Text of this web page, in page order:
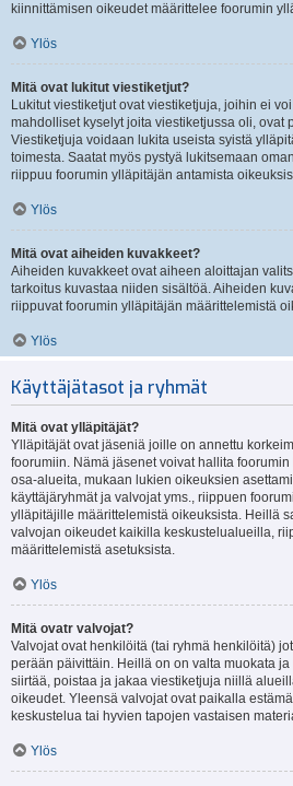
kiinnittämisen oikeudet määrittelee foorumin
Ylös
Mitä ovat lukitut viestiketjut?
Lukitut viestiketjut ovat viestiketjuja, joihin ei
mahdolliset kyselyt joita viestiketjussa oli, ovat
Viestiketjuja voidaan lukita useista syistä
toimesta. Saatat myös pystyä lukitsemaan
riippuu foorumin ylläpitäjän antamista
Ylös
Mitä ovat aiheiden kuvakkeet?
Aiheiden kuvakkeet ovat aiheen aloittajan
tarkoitus kuvastaa niiden sisältöä. Aiheiden
riippuvat foorumin ylläpitäjän määrittelemistä
Ylös
Käyttäjätasot ja ryhmät
Mitä ovat ylläpitäjät?
Ylläpitäjät ovat jäseniä joille on annettu
foorumiin. Nämä jäsenet voivat hallita
osa-alueita, mukaan lukien oikeuksien
käyttäjäryhmät ja valvojat yms., riippuen
ylläpitäjille määrittelemistä oikeuksista. Heillä
valvojan oikeudet kaikilla keskustelualueilla,
määrittelemistä asetuksista.
Ylös
Mitä ovatr valvojat?
Valvojat ovat henkilöitä (tai ryhmä henkilöitä)
perään päivittäin. Heillä on on valta muokata
siirtää, poistaa ja jakaa viestiketjuja niillä
oikeudet. Yleensä valvojat ovat paikalla
keskustelua tai hyvien tapojen vastaisen
Ylös